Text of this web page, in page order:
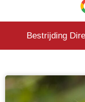
Bestrijding